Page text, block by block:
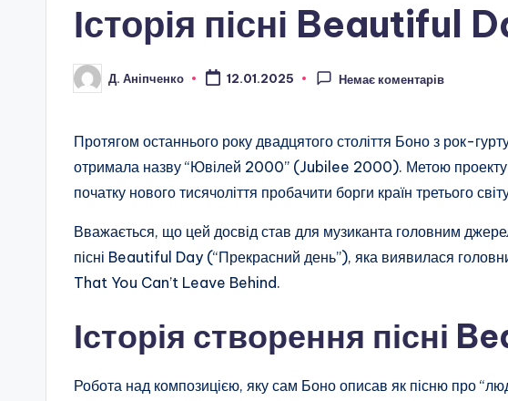
Історія пісні Beautiful
Опубліковано
Д. Аніпченко 12.01.2025 Немає коментарів
Протягом останнього року двадцятого століття Боно з рок-
отримала назву “Ювілей 2000” (Jubilee 2000). Метою проекту
початку нового тисячоліття пробачити борги країн третього
Вважається, що цей досвід став для музиканта головним
пісні Beautiful Day (“Прекрасний день”), яка виявилася
That You Can’t Leave Behind.
Історія створення пісні
Робота над композицією, яку сам Боно описав як пісню про